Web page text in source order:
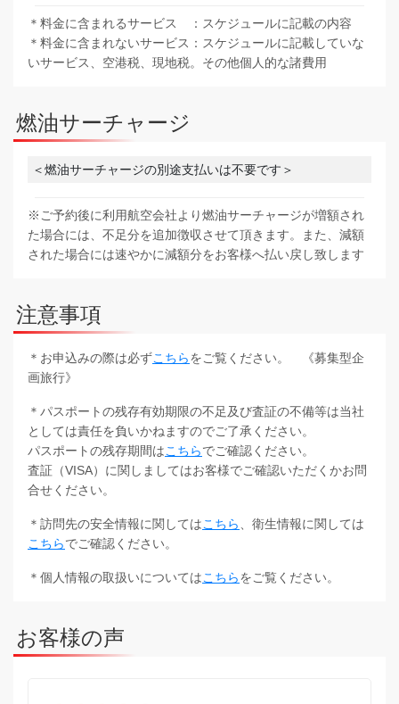
＊料金に含まれるサービス ：スケジュールに記載の内容
＊料金に含まれないサービス：スケジュールに記載していな
いサービス、空港税、現地税。その他個人的な諸費用
燃油サーチャージ
＜燃油サーチャージの別途支払いは不要です＞
※ご予約後に利用航空会社より燃油サーチャージが増額され
た場合には、不足分を追加徴収させて頂きます。また、減額
された場合には速やかに減額分をお客様へ払い戻し致します
注意事項
＊お申込みの際は必ずこちらをご覧ください。 《募集型企
画旅行》
＊パスポートの残存有効期限の不足及び査証の不備等は当社
としては責任を負いかねますのでご了承ください。
パスポートの残存期間はこちらでご確認ください。
査証（VISA）に関しましてはお客様でご確認いただくかお問
合せください。
＊訪問先の安全情報に関してはこちら
、衛生情報に関しては
こちらでご確認ください。
＊個人情報の取扱いについてはこちらをご覧ください。
お客様の声